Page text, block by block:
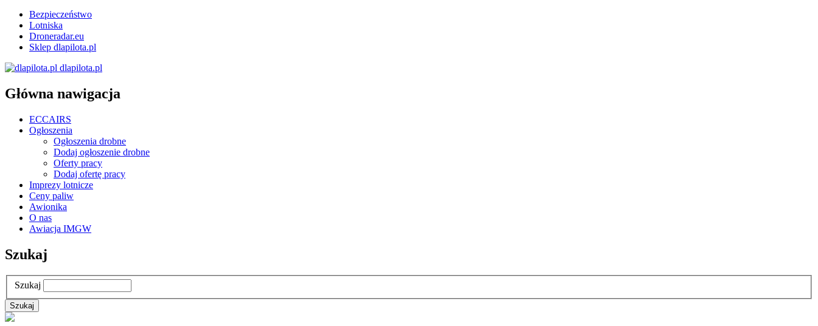
Bezpieczeństwo
Lotniska
Droneradar.eu
Sklep dlapilota.pl
dlapilota.pl
Główna nawigacja
ECCAIRS
Ogłoszenia
Ogłoszenia drobne
Dodaj ogłoszenie drobne
Oferty pracy
Dodaj ofertę pracy
Imprezy lotnicze
Ceny paliw
Awionika
O nas
Awiacja IMGW
Szukaj
Szukaj